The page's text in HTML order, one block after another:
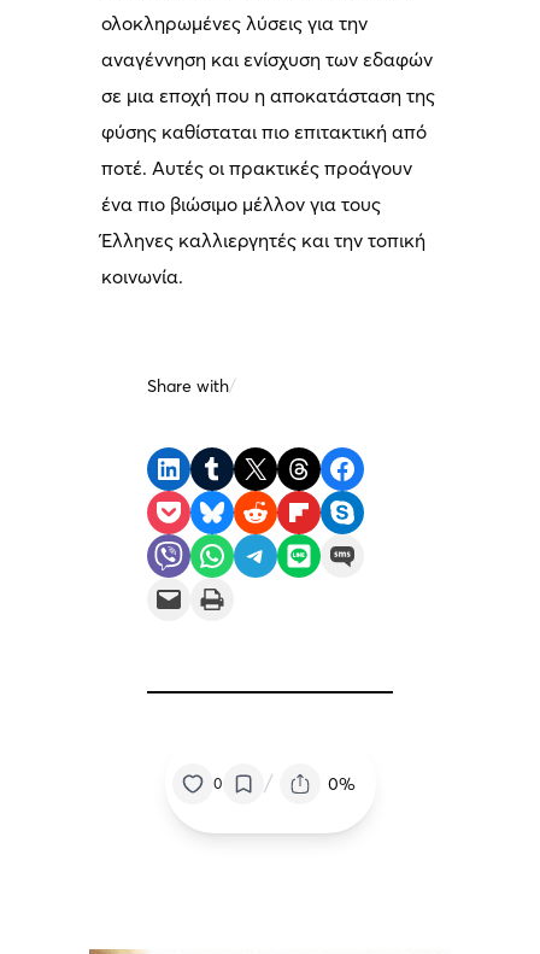
ολοκληρωμένες λύσεις για την
αναγέννηση και ενίσχυση των εδαφών
σε μια εποχή που η αποκατάσταση της
φύσης καθίσταται πιο επιτακτική από
ποτέ. Αυτές οι πρακτικές προάγουν
ένα πιο βιώσιμο μέλλον για τους
Έλληνες καλλιεργητές και την τοπική
κοινωνία.
Share with/
Share on LinkedIn Share on Tumblr Share on X Share on Threads
Share on Facebook
Share on Pocket
Share on Bluesky Share on Reddit Share on Flipboard
Share on Skype
Share on Viber
Share on WhatsApp Share on Telegram Share on LINE
Share on SMS
Email this Page
Print this Page
0 / 0%